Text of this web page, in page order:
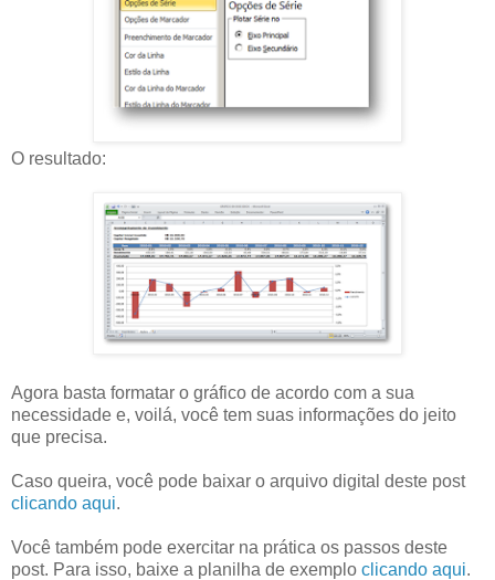
O resultado:
Agora basta formatar o gráfico de acordo com a sua
necessidade e, voilá, você tem suas informações do jeito
que precisa.
Caso queira, você pode baixar o arquivo digital deste post
clicando aqui.
Você também pode exercitar na prática os passos deste
post. Para isso, baixe a planilha de exemplo clicando aqui.